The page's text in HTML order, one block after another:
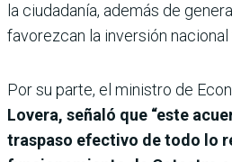
la ciudadanía, además de
favorezcan la inversión nacional
Por su parte, el ministro de
Lovera, señaló que “este
traspaso efectivo de todo lo